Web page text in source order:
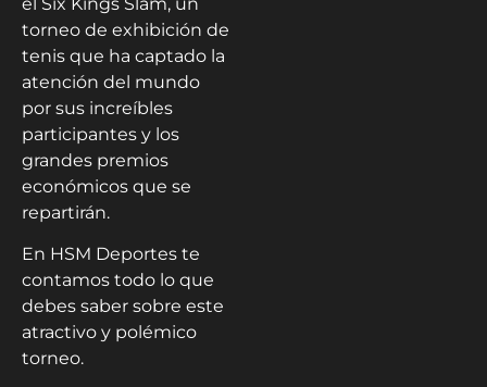
torneo de exhibición de
tenis que ha captado la
atención del mundo
por sus increíbles
participantes y los
grandes premios
económicos que se
repartirán.
En HSM Deportes te
contamos todo lo que
debes saber sobre este
atractivo y polémico
torneo.